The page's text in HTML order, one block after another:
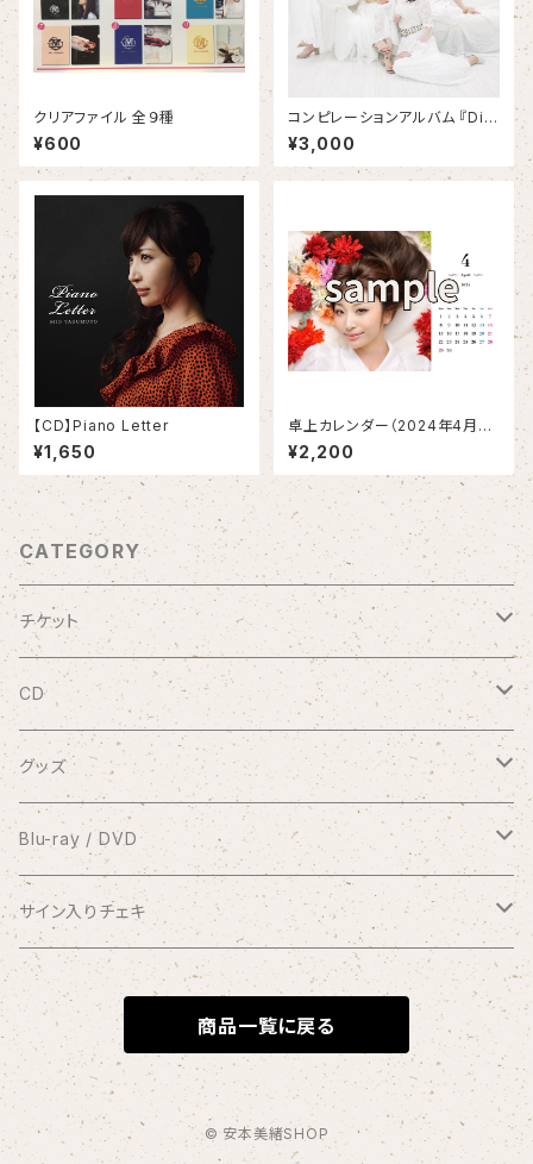
クリアファイル 全９種
¥600
コンピレーションアルバム 『Div
erse Sounds』
¥3,000
【CD】Piano Letter
¥1,650
卓上カレンダー（2024年4月始
まり）
¥2,200
CATEGORY
チケット
9/20 10周年記念コンサート渋谷プレジャープレジャー
有料配信ライブ
1coin配信 クラブ美緒
過去の録画ライブ視聴チケット
1/8 弦カルテットコンサート at 横浜mint hall
CD
シングル
おやすみなさい
花束をあなたに
Piano Letter
ミニアルバム
アナスタシア
明日が聴こえる
selene
フルアルバム
Meditation
写真集つきシングル
アナスタシア（初期ver.）
この夏よ、永遠に
コンピレーションアルバム
Link
グッズ
ブロマイド
10周年メモリアルフォトブック
クリアファイル
缶バッジ
オーダーメイド絵手紙
Blu-ray / DVD
2017.7.2 渋谷プレジャープレジャー
Blu-ray
Blu-ray＆DVDセット
2020.9.20 andante〜your songs〜
Blu-ray
2021.1.11 渋谷プレジャープレジャー
Blu-ray
2021.1.11 密着ドキュメンタリー映像
サイン入りチェキ
おうちde MIO LIVE
闇チェキ
1/11 ホールコンサート衣装チェキ
商品一覧に戻る
© 安本美緒SHOP